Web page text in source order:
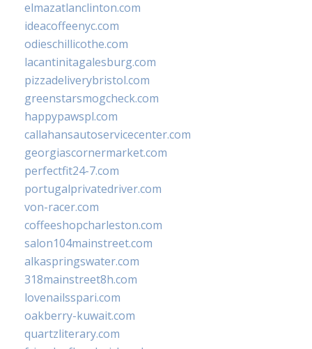
elmazatlanclinton.com
ideacoffeenyc.com
odieschillicothe.com
lacantinitagalesburg.com
pizzadeliverybristol.com
greenstarsmogcheck.com
happypawspl.com
callahansautoservicecenter.com
georgiascornermarket.com
perfectfit24-7.com
portugalprivatedriver.com
von-racer.com
coffeeshopcharleston.com
salon104mainstreet.com
alkaspringswater.com
318mainstreet8h.com
lovenailsspari.com
oakberry-kuwait.com
quartzliterary.com